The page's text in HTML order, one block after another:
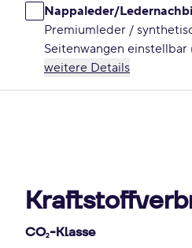
Nappaleder/
Premiumleder /
Seitenwangen
weitere Details
CO2-Klasse